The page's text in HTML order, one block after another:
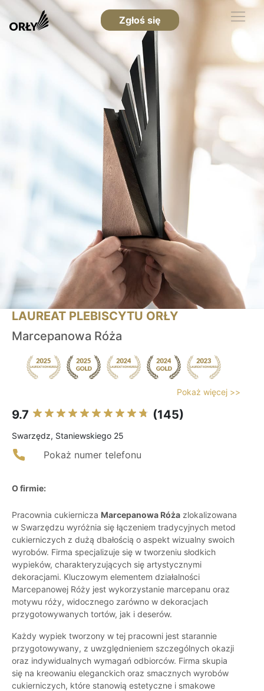
Zgłoś się
LAUREAT PLEBISCYTU ORŁY
Marcepanowa Róża
Pokaż więcej >>
9.7 (145)
Swarzędz, Staniewskiego 25
Pokaż numer telefonu
O firmie:
Pracownia cukiernicza Marcepanowa Róża zlokalizowana
w Swarzędzu wyróżnia się łączeniem tradycyjnych metod
cukierniczych z dużą dbałością o aspekt wizualny swoich
wyrobów. Firma specjalizuje się w tworzeniu słodkich
wypieków, charakteryzujących się artystycznymi
dekoracjami. Kluczowym elementem działalności
Marcepanowej Róży jest wykorzystanie marcepanu oraz
motywu róży, widocznego zarówno w dekoracjach
przygotowywanych tortów, jak i deserów.
Każdy wypiek tworzony w tej pracowni jest starannie
przygotowywany, z uwzględnieniem szczególnych okazji
oraz indywidualnych wymagań odbiorców. Firma skupia
się na kreowaniu eleganckich oraz smacznych wyrobów
cukierniczych, które stanowią estetyczne i smakowe